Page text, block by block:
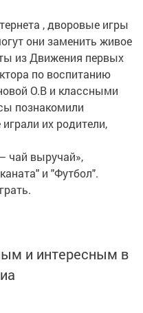
, дворовые игры
они заменить живое
из Движения первых
по воспитанию
О.В и классными
познакомили
их родители,
чай выручай»,
и "Футбол".
и интересным в